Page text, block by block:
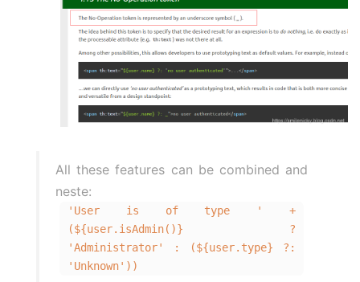
All these features can be combined and
neste:
'User is of type ' +
(${user.isAdmin()} ?
'Administrator' : (${user.type} ?:
'Unknown'))